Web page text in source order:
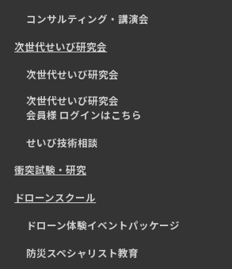
コンサルティング・講演会
次世代せいび研究会
次世代せいび研究会
次世代せいび研究会
会員様 ログインはこちら
せいび技術相談
衝突試験・研究
ドローンスクール
ドローン体験イベントパッケージ
防災スペシャリスト教育